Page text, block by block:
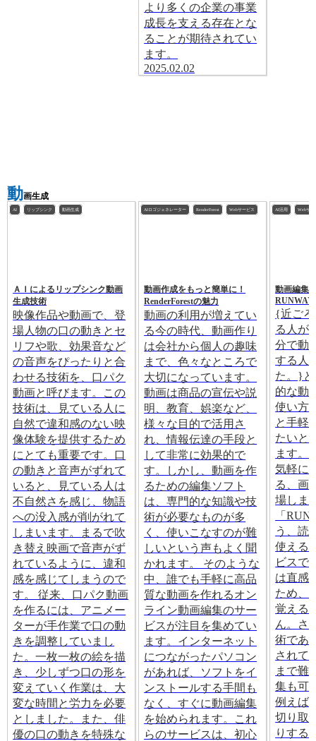
より多くの企業の事業
成長を支える存在とな
ることが期待されてい
ます。
2025.02.02
動画生成
AI リップシンク 動画生成
ＡＩによるリップシンク動画
生成技術
映像作品や動画で、登
場人物の口の動きとセ
リフや歌、効果音など
の音声をぴったりと合
わせる技術を、口パク
動画と呼びます。この
技術は、見ている人に
自然で違和感のない映
像体験を提供するため
にとても重要です。口
の動きと音声がずれて
いると、見ている人は
不自然さを感じ、物語
への没入感が削がれて
しまいます。まるで吹
き替え映画で音声がず
れているように、違和
感を感じてしまうので
す。 従来、口パク動画
を作るには、アニメー
ターが手作業で口の動
きを調整していまし
た。一枚一枚の絵を描
き、少しずつ口の形を
変えていく作業は、大
変な時間と労力を必要
としました。また、俳
優の口の動きを特殊な
AIロゴジェネレーター RenderForest Webサービス
動画作成をもっと簡単に！
RenderForestの魅力
動画の利用が増えてい
る今の時代、動画作り
は会社から個人の趣味
まで、色々なところで
大切になっています。
動画は商品の宣伝や説
明、教育、娯楽など、
様々な目的で活用さ
れ、情報伝達の手段と
して非常に効果的で
す。しかし、動画を作
るための編集ソフト
は、専門的な知識や技
術が必要なものが多
く、使いこなすのが難
しいという声もよく聞
かれます。 そのような
中、誰でも手軽に高品
質な動画を作れるオン
ライン動画編集のサー
ビスが注目を集めてい
ます。インターネット
につながったパソコン
があれば、ソフトをイ
ンストールする手間も
なく、すぐに動画編集
を始められます。これ
らのサービスは、初心
AI活用 Webサー
動画編集
RUNWAY
{近ご
る人が
分で動
する人
た。}
的な動
使い方
と手軽
たいと
ます。
気軽に
る、画
場しま
「
う、読
使える
ビスで
は直感
ため、
覚える
ん。さ
術であ
されて
まで難
集も可
例えば
切り取
りする